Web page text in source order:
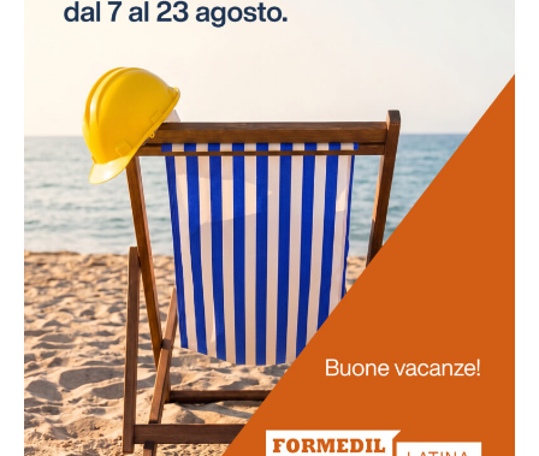
necessità di interruzioni per gli esami. Questo
approccio innovativo non solo risparmia tempo alle
Promozione
della salute
La salute dei lavoratori rappresenta il fulcro di questo
progetto. Favoriamo uno stile di vita salutare tra il
personale e sosteniamo attivamente la prevenzione
delle malattie professionali. Ci impegniamo
nell'obiettivo di potenziare la vostra salute e il vostro